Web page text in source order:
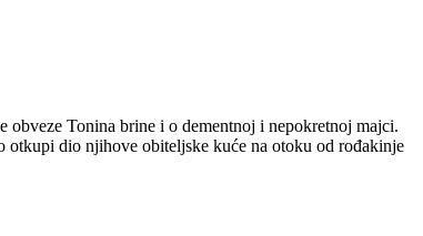
obveze Tonina brine i o dementnoj i nepokretnoj majci.
otkupi dio njihove obiteljske kuće na otoku od rođakinje